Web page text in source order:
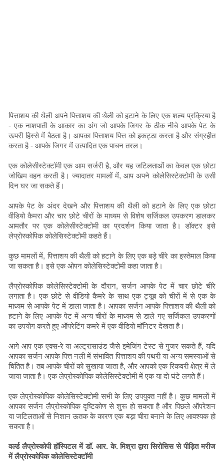
पित्ताशय की थैली अपने पित्ताशय की थैली को हटाने के लिए एक शल्य प्रक्रिया है
- एक नाशपाती के आकार का अंग जो आपके जिगर के ठीक नीचे आपके पेट के
ऊपरी हिस्से में बैठता है। आपका पित्ताशय पित्त को इकट्ठा करता है और संग्रहीत
करता है - आपके जिगर में उत्पादित एक पाचन तरल।
एक कोलेसीस्टेक्टॉमी एक आम सर्जरी है, और यह जटिलताओं का केवल एक छोटा
जोखिम वहन करती है। ज्यादातर मामलों में, आप अपने कोलेसिस्टेक्टोमी के उसी
दिन घर जा सकते हैं।
आपके पेट के अंदर देखने और पित्ताशय की थैली को हटाने के लिए एक छोटा
वीडियो कैमरा और चार छोटे चीरों के माध्यम से विशेष सर्जिकल उपकरण डालकर
आमतौर पर एक कोलेसीस्टेक्टोमी का प्रदर्शन किया जाता है। डॉक्टर इसे
लेप्रोस्कोपिक कोलेसिस्टेक्टोमी कहते हैं।
कुछ मामलों में, पित्ताशय की थैली को हटाने के लिए एक बड़े चीरे का इस्तेमाल किया
जा सकता है। इसे एक ओपन कोलेसिस्टेक्टोमी कहा जाता है।
लैप्रोस्कोपिक कोलेसिस्टेक्टोमी के दौरान, सर्जन आपके पेट में चार छोटे चीरे
लगाता है। एक छोटे से वीडियो कैमरे के साथ एक ट्यूब को चीरों में से एक के
माध्यम से आपके पेट में डाला जाता है। आपका सर्जन आपके पित्ताशय की थैली को
हटाने के लिए आपके पेट में अन्य चीरों के माध्यम से डाले गए सर्जिकल उपकरणों
का उपयोग करते हुए ऑपरेटिंग कमरे में एक वीडियो मॉनिटर देखता है।
आगे आप एक एक्स-रे या अल्ट्रासाउंड जैसे इमेजिंग टेस्ट से गुजर सकते हैं, यदि
आपका सर्जन आपके पित्त नली में संभावित पित्ताशय की पथरी या अन्य समस्याओं से
चिंतित है। तब आपके चीरों को सुखाया जाता है, और आपको एक रिकवरी क्षेत्र में ले
जाया जाता है। एक लेप्रोस्कोपिक कोलेसिस्टेक्टोमी में एक या दो घंटे लगते हैं।
एक लेप्रोस्कोपिक कोलेसिस्टेक्टोमी सभी के लिए उपयुक्त नहीं है। कुछ मामलों में
आपका सर्जन लैप्रोस्कोपिक दृष्टिकोण से शुरू हो सकता है और पिछले ऑपरेशन
या जटिलताओं से निशान ऊतक के कारण एक बड़ा चीरा बनाने के लिए आवश्यक हो
सकता है।
वर्ल्ड लैप्रोस्कोपी हॉस्पिटल में डॉ. आर. के. मिश्रा द्वारा सिरोसिस से पीड़ित मरीज
में लैप्रोस्कोपिक कोलेसिस्टेक्टॉमी